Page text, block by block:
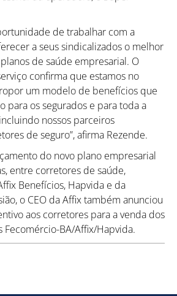
Como utilizar
de trabalhar com a
a seus sindicalizados o melhor
de saúde empresarial. O
confirma que estamos no
um modelo de benefícios que
para os segurados e para toda a
nossos parceiros
de seguro”, afirma Rezende.
do novo plano empresarial
entre corretores de saúde,
Benefícios, Hapvida e da
o CEO da Affix também anunciou
aos corretores para a venda dos
Fecomércio-BA/Affix/Hapvida.